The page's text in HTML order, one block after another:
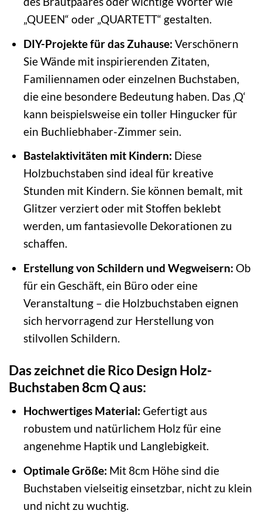
„QUEEN“ oder „QUARTETT“ gestalten.
DIY-Projekte für das Zuhause: Verschönern
Sie Wände mit inspirierenden Zitaten,
Familiennamen oder einzelnen Buchstaben,
die eine besondere Bedeutung haben. Das ‚Q‘
kann beispielsweise ein toller Hingucker für
ein Buchliebhaber-Zimmer sein.
Bastelaktivitäten mit Kindern: Diese
Holzbuchstaben sind ideal für kreative
Stunden mit Kindern. Sie können bemalt, mit
Glitzer verziert oder mit Stoffen beklebt
werden, um fantasievolle Dekorationen zu
schaffen.
Erstellung von Schildern und Wegweisern: Ob
für ein Geschäft, ein Büro oder eine
Veranstaltung – die Holzbuchstaben eignen
sich hervorragend zur Herstellung von
stilvollen Schildern.
Das zeichnet die Rico Design Holz-
Buchstaben 8cm Q aus:
Hochwertiges Material: Gefertigt aus
robustem und natürlichem Holz für eine
angenehme Haptik und Langlebigkeit.
Optimale Größe: Mit 8cm Höhe sind die
Buchstaben vielseitig einsetzbar, nicht zu klein
und nicht zu wuchtig.